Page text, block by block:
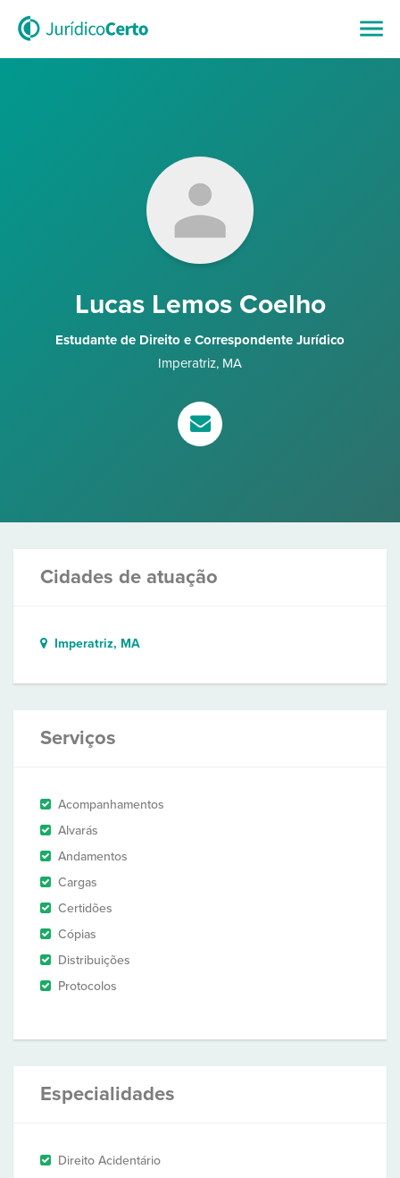
Lucas Lemos Coelho
Estudante de Direito e Correspondente Jurídico
Imperatriz, MA
Cidades de atuação
Imperatriz, MA
Serviços
Acompanhamentos
Alvarás
Andamentos
Cargas
Certidões
Cópias
Distribuições
Protocolos
Especialidades
Direito Acidentário